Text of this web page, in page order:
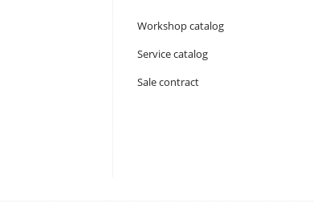
Workshop catalog
Service catalog
Sale contract